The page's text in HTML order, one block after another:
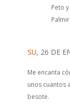
Peto
SU, 26 DE
Me encanta
unos cuantos
besote.